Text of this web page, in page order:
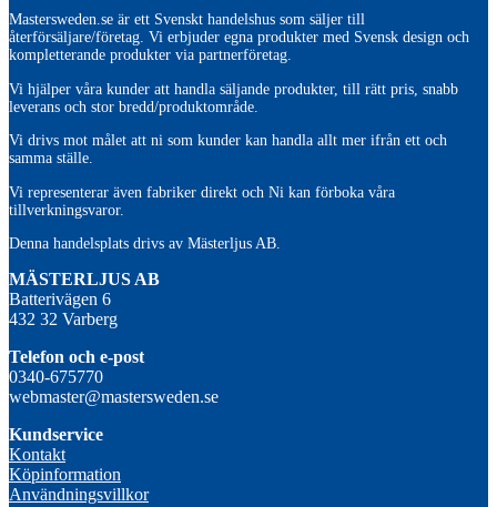
Mastersweden.se är ett Svenskt handelshus som säljer till
återförsäljare/företag. Vi erbjuder egna produkter med Svensk design och
kompletterande produkter via partnerföretag.
Vi hjälper våra kunder att handla säljande produkter, till rätt pris, snabb
leverans och stor bredd/produktområde.
Vi drivs mot målet att ni som kunder kan handla allt mer ifrån ett och
samma ställe.
Vi representerar även fabriker direkt och Ni kan förboka våra
tillverkningsvaror.
Denna handelsplats drivs av Mästerljus AB.
MÄSTERLJUS AB
Batterivägen 6
432 32 Varberg
Telefon och e-post
0340-675770
webmaster@mastersweden.se
Kundservice
Kontakt
Köpinformation
Användningsvillkor